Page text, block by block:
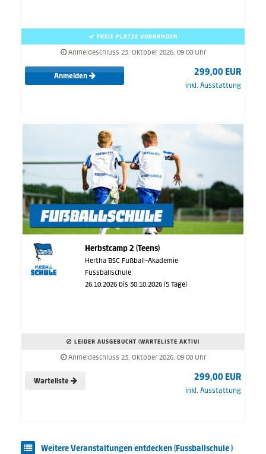
FREIE PLÄTZE VORHANDEN
Anmeldeschluss 23. Oktober 2026, 09:00 Uhr
Anmelden 299,00 EUR
inkl. Ausstattung
Herbstcamp 2 (Teens)
Hertha BSC Fußball-Akademie
Fussballschule
26.10.2026 bis 30.10.2026 (5 Tage)
LEIDER AUSGEBUCHT (WARTELISTE AKTIV)
Anmeldeschluss 23. Oktober 2026, 09:00 Uhr
Warteliste 299,00 EUR
inkl. Ausstattung
Weitere Veranstaltungen entdecken (Fussballschule )